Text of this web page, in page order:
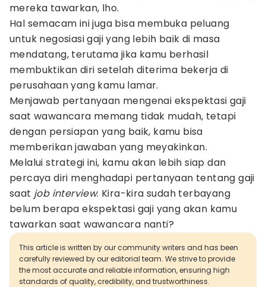
mereka tawarkan, lho.
Hal semacam ini juga bisa membuka peluang
untuk negosiasi gaji yang lebih baik di masa
mendatang, terutama jika kamu berhasil
membuktikan diri setelah diterima bekerja di
perusahaan yang kamu lamar.
Menjawab pertanyaan mengenai ekspektasi gaji
saat wawancara memang tidak mudah, tetapi
dengan persiapan yang baik, kamu bisa
memberikan jawaban yang meyakinkan.
Melalui strategi ini, kamu akan lebih siap dan
percaya diri menghadapi pertanyaan tentang gaji
saat job interview. Kira-kira sudah terbayang
belum berapa ekspektasi gaji yang akan kamu
tawarkan saat wawancara nanti?
This article is written by our community writers and has been
carefully reviewed by our editorial team. We strive to provide
the most accurate and reliable information, ensuring high
standards of quality, credibility, and trustworthiness.